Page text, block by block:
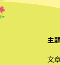
主
文